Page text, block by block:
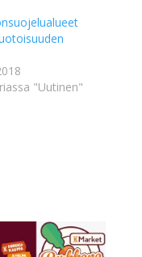
"Uutinen"